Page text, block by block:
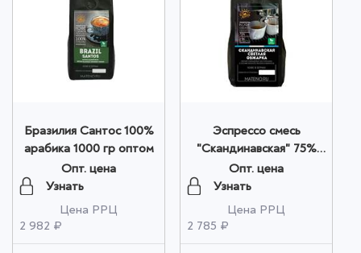
Бразилия Сантос 100%
арабика 1000 гр оптом
Опт. цена
Узнать
Цена РРЦ
2 982 ₽
Эспрессо смесь
"Скандинавская" 75%
арабика 25% робуст
1000 гр оптом
Опт. цена
Узнать
Цена РРЦ
2 785 ₽